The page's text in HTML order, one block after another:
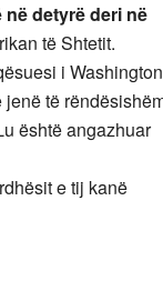
detyrë deri në
të Shtetit.
i
të
është angazhuar
e tij kanë